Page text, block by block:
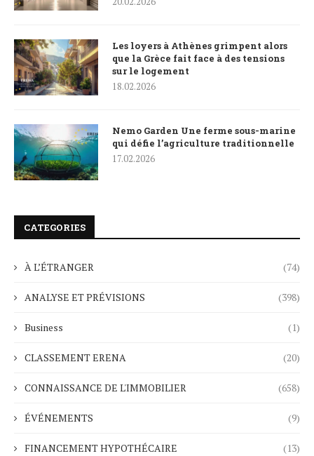
Les loyers à Athènes grimpent alors
que la Grèce fait face à des tensions
sur le logement
18.02.2026
Nemo Garden Une ferme sous-marine
qui défie l’agriculture traditionnelle
17.02.2026
CATEGORIES
À L’ÉTRANGER (74)
ANALYSE ET PRÉVISIONS (398)
Business (1)
CLASSEMENT ERENA (20)
CONNAISSANCE DE L'IMMOBILIER (658)
ÉVÉNEMENTS (9)
FINANCEMENT HYPOTHÉCAIRE (13)